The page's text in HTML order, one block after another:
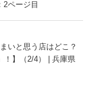
2ページ目
いと思う店はどこ？
！】（2/4） | 兵庫県